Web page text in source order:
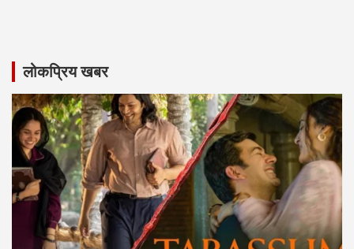
लोकप्रिय खबर